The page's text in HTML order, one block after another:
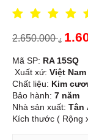
2.650.000₫
Mã SP: RA 15SQ
Xuất xứ: Việt Nam
Chất liệu: Kim
Bảo hành: 7 năm
Nhà sản xuất: Tân
Kích thước ( Rộng